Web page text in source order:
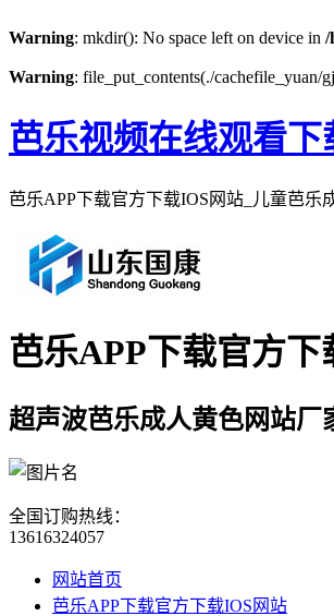
Warning: mkdir(): No space left on device in /
Warning: file_put_contents(./cachefile_yuan/
芭乐视频在线观看
芭乐APP下载官方下载IOS网站_儿童芭
芭乐APP下载官方下
超声波芭乐成人黄色网站厂
全国订购热线：
13616324057
网站首页
芭乐APP下载官方下载IOS网站